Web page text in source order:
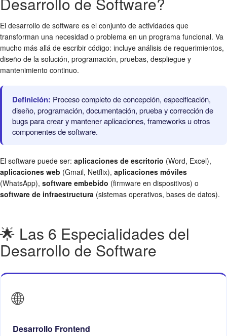
El desarrollo de software es el conjunto de actividades que
transforman una necesidad o problema en un programa funcional. Va
mucho más allá de escribir código: incluye análisis de requerimientos,
diseño de la solución, programación, pruebas, despliegue y
mantenimiento continuo.
Definición: Proceso completo de concepción, especificación,
diseño, programación, documentación, prueba y corrección de
bugs para crear y mantener aplicaciones, frameworks u otros
componentes de software.
El software puede ser: aplicaciones de escritorio (Word, Excel),
aplicaciones web (Gmail, Netflix), aplicaciones móviles
(WhatsApp), software embebido (firmware en dispositivos) o
software de infraestructura (sistemas operativos, bases de datos).
🌟 Las 6 Especialidades del
Desarrollo de Software
🌐
Desarrollo Frontend